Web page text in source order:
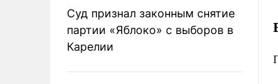
Суд признал законным снятие
партии «Яблоко» с выборов в
Карелии